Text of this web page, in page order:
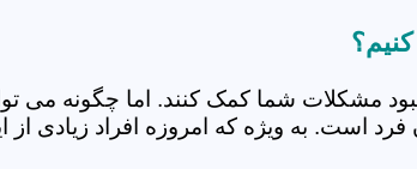
مشکلات شما کمک کنند. اما چگونه
است. به ویژه که امروزه افراد زیادی